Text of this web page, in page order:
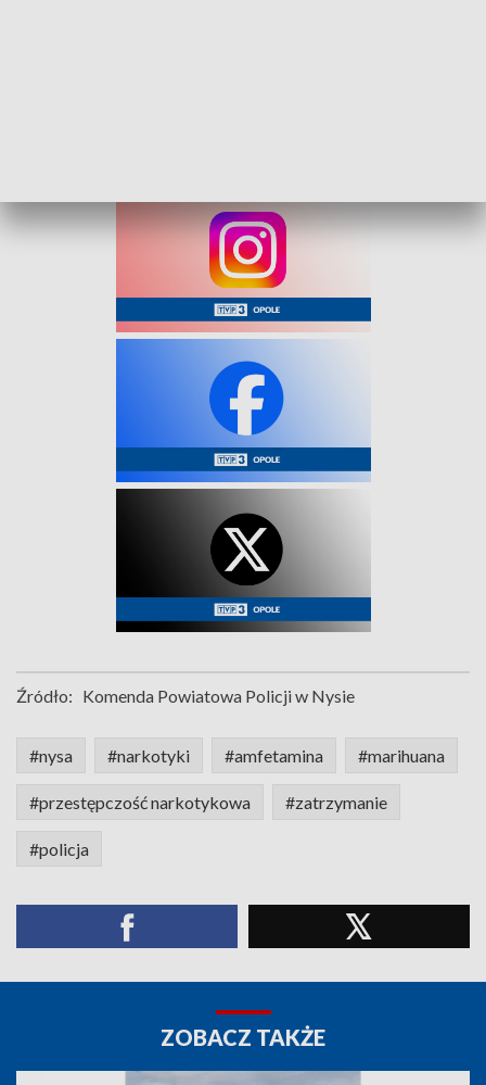
Źródło: Komenda Powiatowa Policji w Nysie
#nysa #narkotyki #amfetamina #marihuana
#przestępczość narkotykowa #zatrzymanie
#policja
ZOBACZ TAKŻE